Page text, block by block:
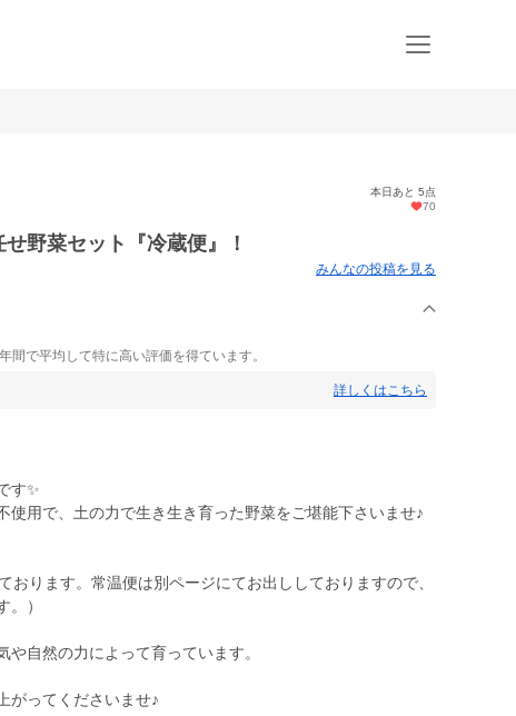
本日あと 5点
70
野菜セット『冷蔵便』！
みんなの投稿を見る
間で平均して特に高い評価を得ています。
詳しくはこちら
す✨
使用で、土の力で生き生き育った野菜をご堪能下さいませ♪
おります。常温便は別ページにてお出ししておりますので、
。）
自然の力によって育っています。
がってくださいませ♪